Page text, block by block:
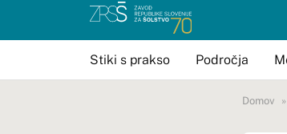
Stiki s prakso Področja
Domov